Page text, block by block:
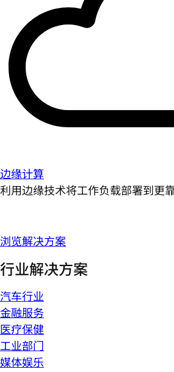
边缘计算
利用边缘技术将工作负载部署到更
浏览解决方案
行业解决方案
汽车行业
金融服务
医疗保健
工业部门
媒体娱乐